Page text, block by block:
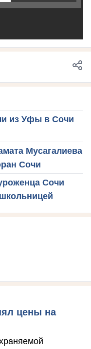
из Уфы в Сочи
Мусагалиева
Сочи
Сочи
цены на